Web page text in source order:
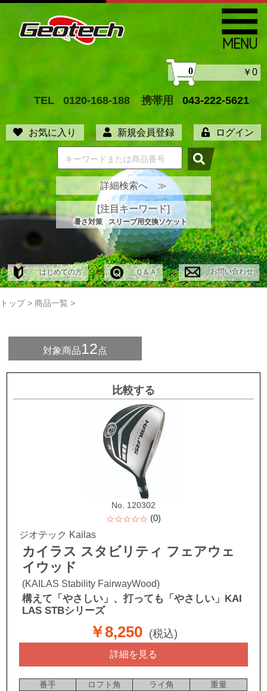
TEL 0120-168-188 携帯用 043-222-5621
お気に入り 新規会員登録 ログイン
0 ￥0
詳細検索へ ≫
[注目キーワード]
暑さ対策 スリーブ用交換ソケット
はじめての方 Ｑ＆Ａ お問い合わせ
トップ > 商品一覧 >
対象商品12点
比較する
No. 120302
☆☆☆☆☆ (0)
ジオテック Kailas
カイラス スタビリティ フェアウェ
イウッド
(KAILAS Stability FairwayWood)
構えて「やさしい」、打っても「やさしい」KAI
LAS STBシリーズ
￥8,250 (税込)
詳細を見る
番手 ロフト角 ライ角
重量